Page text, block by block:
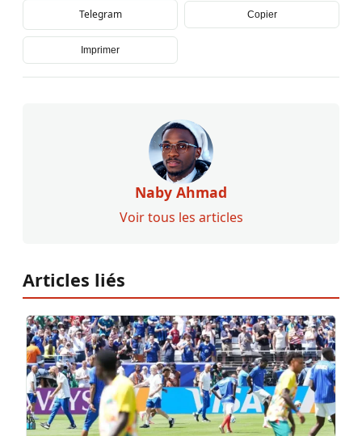
Telegram Copier
Imprimer
Naby Ahmad
Voir tous les articles
Articles liés